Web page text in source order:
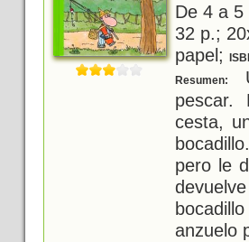
De 4 a
32 p.;
papel;
Resumen:
cesta,
pero le
anzuelo